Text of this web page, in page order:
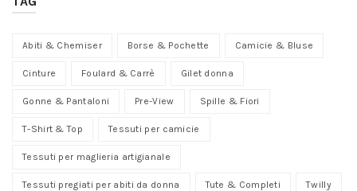
Abiti & Chemiser Borse & Pochette Camicie & Bluse
Cinture Foulard & Carrè Gilet donna
Gonne & Pantaloni Pre-View Spille & Fiori
T-Shirt & Top Tessuti per camicie
Tessuti per maglieria artigianale
Tessuti pregiati per abiti da donna Tute & Completi Twilly